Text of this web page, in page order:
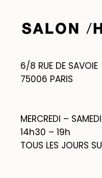
6/8 RUE DE SAVOIE
75006 PARIS
MERCREDI – SAMEDI
14h30 – 19h
TOUS LES JOURS